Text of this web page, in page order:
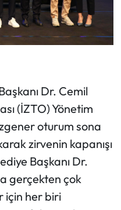
Dr. Cemil
(İZTO) Yönetim
oturum sona
zirvenin kapanışı
Başkanı Dr.
gerçekten çok
için her biri